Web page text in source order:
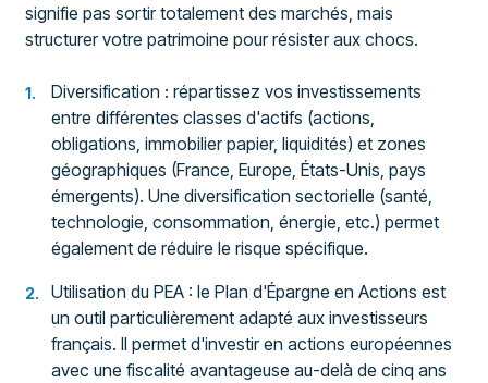
signifie pas sortir totalement des marchés, mais
structurer votre patrimoine pour résister aux chocs.
Diversification : répartissez vos investissements
entre différentes classes d'actifs (actions,
obligations, immobilier papier, liquidités) et zones
géographiques (France, Europe, États-Unis, pays
émergents). Une diversification sectorielle (santé,
technologie, consommation, énergie, etc.) permet
également de réduire le risque spécifique.
Utilisation du PEA : le Plan d'Épargne en Actions est
un outil particulièrement adapté aux investisseurs
français. Il permet d'investir en actions européennes
avec une fiscalité avantageuse au-delà de cinq ans